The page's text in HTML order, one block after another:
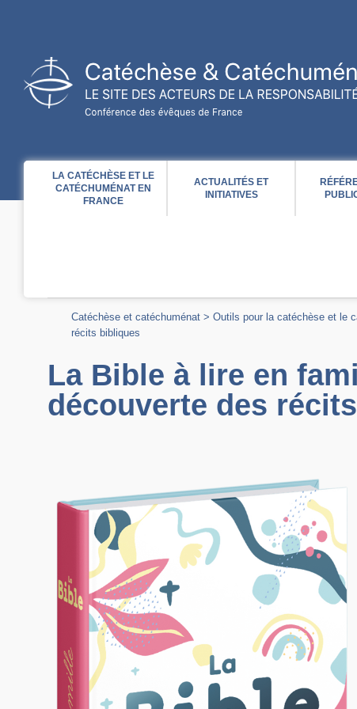
LA CATÉCHÈSE ET LE
CATÉCHUMÉNAT EN
FRANCE
ACTUALITÉS ET
INITIATIVES
Catéchèse et catéchuménat > Outils pour la catéchèse et le
récits bibliques
La Bible à lire en
découverte des